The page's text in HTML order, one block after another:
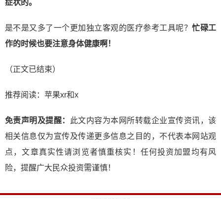
症状的。
是不是又多了一个更加独立客观的医疗参考工具呢？忙碌工
作的时候也要注意身体健康啊！
（正文已结束）
推荐阅读： 苹果xr和x
免责声明及提醒：
此文内容为本网所转载企业宣传资讯，该
相关信息仅为宣传及传递更多信息之目的，不代表本网站观
点，文章真实性请浏览者慎重核实！任何投资加盟均有风
险，提醒广大民众投资需谨慎！